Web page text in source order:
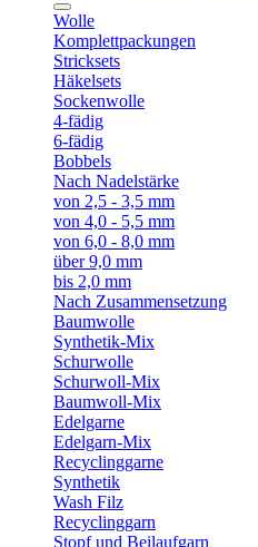
Wolle
Komplettpackungen
Stricksets
Häkelsets
Sockenwolle
4-fädig
6-fädig
Bobbels
Nach Nadelstärke
von 2,5 - 3,5 mm
von 4,0 - 5,5 mm
von 6,0 - 8,0 mm
über 9,0 mm
bis 2,0 mm
Nach Zusammensetzung
Baumwolle
Synthetik-Mix
Schurwolle
Schurwoll-Mix
Baumwoll-Mix
Edelgarne
Edelgarn-Mix
Recyclinggarne
Synthetik
Wash Filz
Recyclinggarn
Stopf und Beilaufgarn